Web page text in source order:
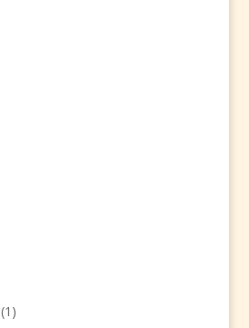
(1)